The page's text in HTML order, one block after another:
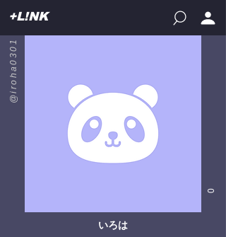
+L!NK
@iroha0301
0
いろは